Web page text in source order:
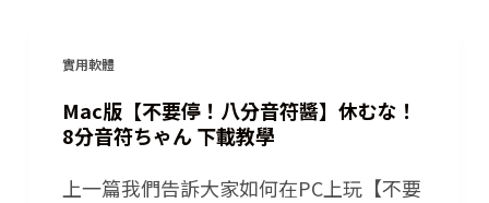
實用軟體
Mac版【不要停！八分音符醬】休むな！
8分音符ちゃん 下載教學
上一篇我們告訴大家如何在PC上玩【不要